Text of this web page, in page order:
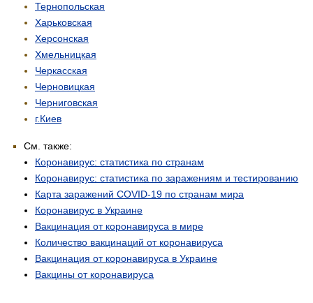
Тернопольская
Харьковская
Херсонская
Хмельницкая
Черкасская
Черновицкая
Черниговская
г.Киев
См. также:
Коронавирус: статистика по странам
Коронавирус: статистика по заражениям и тестированию
Карта заражений COVID-19 по странам мира
Коронавирус в Украине
Вакцинация от коронавируса в мире
Количество вакцинаций от коронавируса
Вакцинация от коронавируса в Украине
Вакцины от коронавируса